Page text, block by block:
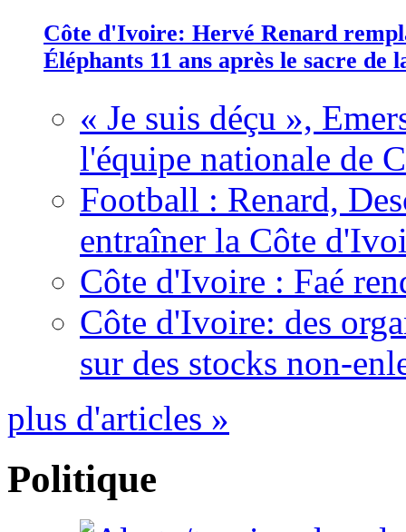
Côte d'Ivoire: Hervé Renard
Éléphants 11 ans après le sacre de
« Je suis déçu »,
l'équipe nationale de
Football : Renard,
entraîner la Côte
Côte d'Ivoire : Faé
Côte d'Ivoire: des
sur des stocks non-
plus d'articles »
Politique